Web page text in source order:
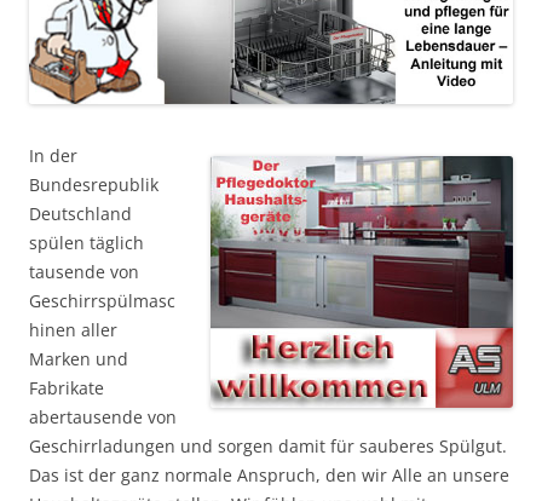
In der
Bundesrepublik
Deutschland
spülen täglich
tausende von
Geschirrspülmasc
hinen aller
Marken und
Fabrikate
abertausende von
Geschirrladungen und sorgen damit für sauberes Spülgut.
Das ist der ganz normale Anspruch, den wir Alle an unsere